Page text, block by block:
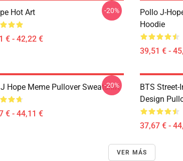
Hot Art
€ - 42,22 €
-20%
Pollo J-
Hoodie
39,51 € -
Hope Meme Pullover Sweatshirt
€ - 44,11 €
-20%
BTS
Design
37,67 € -
VER MÁS